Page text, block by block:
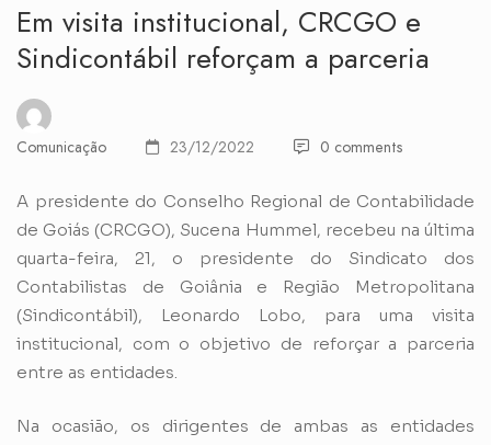
Em visita institucional, CRCGO e
Sindicontábil reforçam a parceria
Comunicação 23/12/2022 0 comments
A presidente do Conselho Regional de Contabilidade
de Goiás (CRCGO), Sucena Hummel, recebeu na última
quarta-feira, 21, o presidente do Sindicato dos
Contabilistas de Goiânia e Região Metropolitana
(Sindicontábil), Leonardo Lobo, para uma visita
institucional, com o objetivo de reforçar a parceria
entre as entidades.
Na ocasião, os dirigentes de ambas as entidades